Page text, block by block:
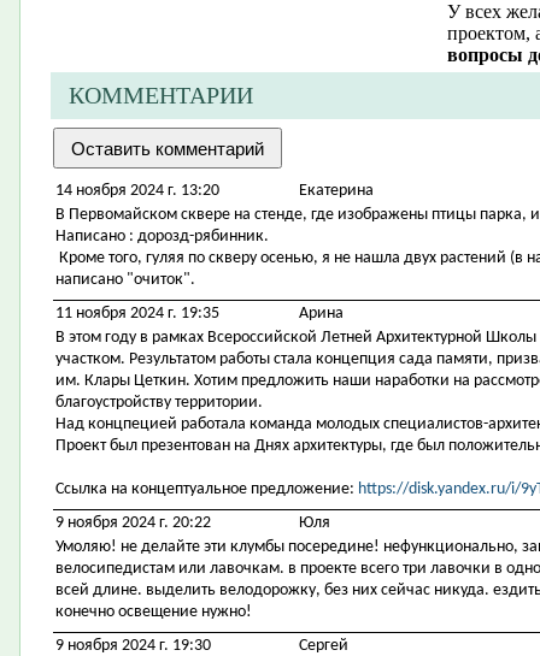
У всех
проектом,
вопросы
КОММЕНТАРИИ
14 ноября 2024 г. 13:20
Екатерина
В Первомайском сквере на стенде, где изображены птицы парка,
Написано : дорозд-рябинник.
Кроме того, гуляя по скверу осенью, я не нашла двух растений (в
написано "очиток".
11 ноября 2024 г. 19:35
Арина
В этом году в рамках Всероссийской Летней Архитектурной
участком. Результатом работы стала концепция сада памяти,
им. Клары Цеткин. Хотим предложить наши наработки на
благоустройству территории.
Над концпецией работала команда молодых специалистов-
Проект был презентован на Днях архитектуры, где был
Ссылка на концептуальное предложение: https://disk.yandex.ru/i/
9 ноября 2024 г. 20:22
Юля
Умоляю! не делайте эти клумбы посередине! нефункционально,
велосипедистам или лавочкам. в проекте всего три лавочки в
всей длине. выделить велодорожку, без них сейчас никуда.
конечно освещение нужно!
9 ноября 2024 г. 19:30
Сергей